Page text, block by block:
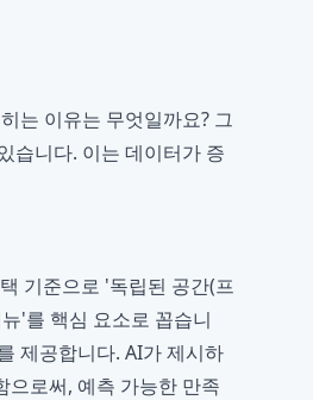
는 이유는 무엇일까요? 그
습니다. 이는 데이터가 증
기준으로 '독립된 공간(프
'를 핵심 요소로 꼽습니
제공합니다. AI가 제시하
로써, 예측 가능한 만족